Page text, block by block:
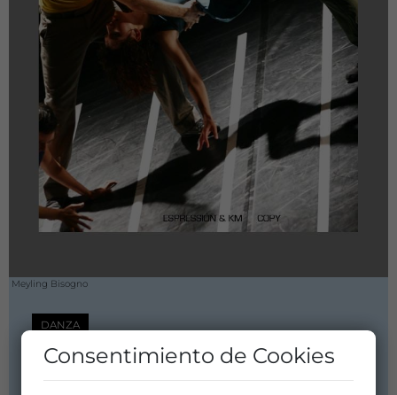
Meyling Bisogno
DANZA
Peep Box
Consentimiento de Cookies